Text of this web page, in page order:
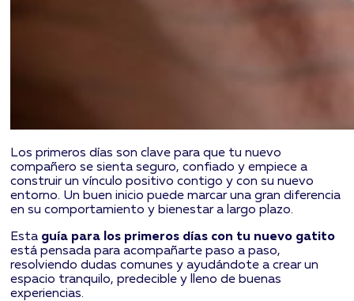
Los primeros días son clave para que tu nuevo
compañero se sienta seguro, confiado y empiece a
construir un vínculo positivo contigo y con su nuevo
entorno. Un buen inicio puede marcar una gran diferencia
en su comportamiento y bienestar a largo plazo.
Esta guía para los primeros días con tu nuevo gatito
está pensada para acompañarte paso a paso,
resolviendo dudas comunes y ayudándote a crear un
espacio tranquilo, predecible y lleno de buenas
experiencias.